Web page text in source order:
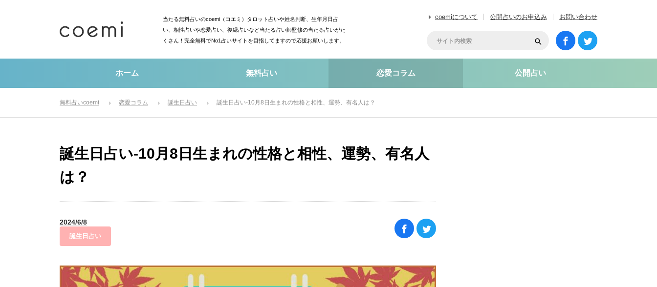
当たる無料占いのcoemi（コエミ）タロット占いや姓名判断、生年月日占
い、相性占いや恋愛占い、復縁占いなど当たる占い師監修の当たる占いがた
くさん！完全無料でNo1占いサイトを目指してますので応援お願いします。
coemiについて 公開占いのお申込み お問い合わせ
ホーム 無料占い 恋愛コラム 公開占い
無料占いcoemi 恋愛コラム 誕生日占い 誕生日占い-10月8日生まれの性格と相性、運勢、有名人は？
誕生日占い-10月8日生まれの性格と相性、運勢、有名人
は？
2024/6/8
誕生日占い